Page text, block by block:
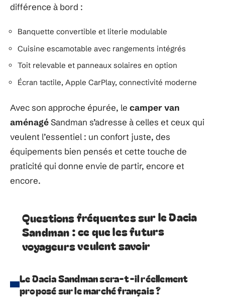
différence à bord :
Banquette convertible et literie modulable
Cuisine escamotable avec rangements intégrés
Toit relevable et panneaux solaires en option
Écran tactile, Apple CarPlay, connectivité moderne
Avec son approche épurée, le camper van
aménagéSandman s’adresse à celles et ceux qui
veulent l’essentiel : un confort juste, des
équipements bien pensés et cette touche de
praticité qui donne envie de partir, encore et
encore.
Questions fréquentes sur le Dacia
Sandman : ce que les futurs
voyageurs veulent savoir
Le Dacia Sandman sera-t-il réellement
proposé sur le marché français ?